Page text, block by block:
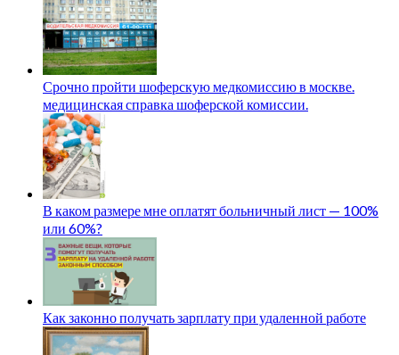
Срочно пройти шоферскую медкомиссию в москве.
медицинская справка шоферской комиссии.
В каком размере мне оплатят больничный лист — 100%
или 60%?
Как законно получать зарплату при удаленной работе